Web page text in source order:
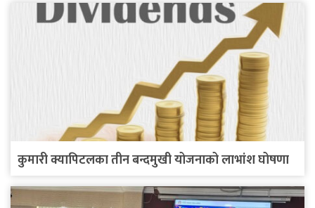
कुमारी क्यापिटलका तीन बन्दमुखी योजनाको लाभांश घोषणा